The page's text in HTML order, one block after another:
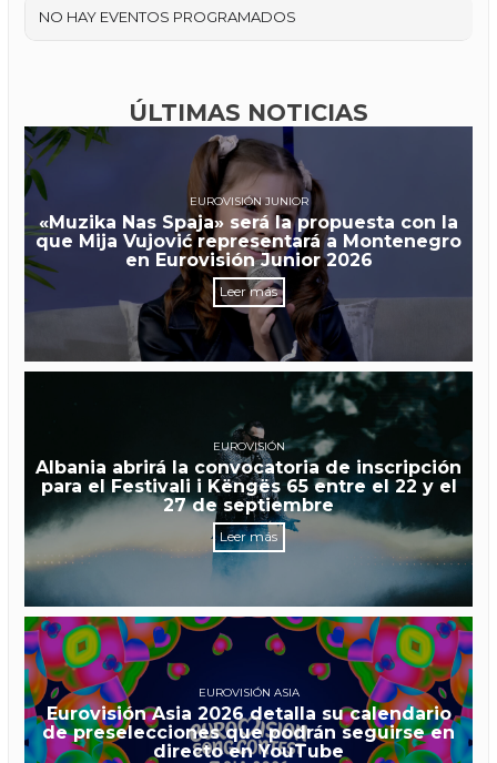
NO HAY EVENTOS PROGRAMADOS
ÚLTIMAS NOTICIAS
EUROVISIÓN JUNIOR
«Muzika Nas Spaja» será la propuesta con la
que Mija Vujović representará a Montenegro
en Eurovisión Junior 2026
Leer más
EUROVISIÓN
Albania abrirá la convocatoria de inscripción
para el Festivali i Këngës 65 entre el 22 y el
27 de septiembre
Leer más
EUROVISIÓN ASIA
Eurovisión Asia 2026 detalla su calendario
de preselecciones que podrán seguirse en
directo en YouTube